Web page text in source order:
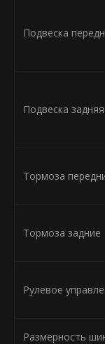
Подвеска
Подвеска задняя
Тормоза
Тормоза задние
Рулевое
Размерность